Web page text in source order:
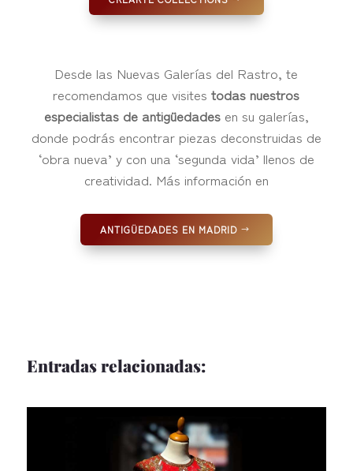
Desde las Nuevas Galerías del Rastro, te
recomendamos que visites todas nuestros
especialistas de antigüedadesen su galerías,
donde podrás encontrar piezas deconstruidas de
‘obra nueva’ y con una ‘segunda vida’ llenos de
creatividad. Más información en
ANTIGÜEDADES EN MADRID
Entradas relacionadas: